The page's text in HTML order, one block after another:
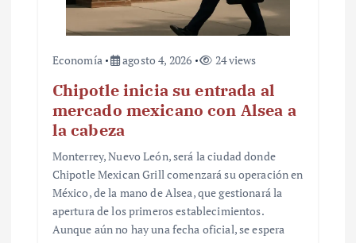
Economía agosto 4, 2026 24 views
Chipotle inicia su entrada al
mercado mexicano con Alsea a
la cabeza
Monterrey, Nuevo León, será la ciudad donde
Chipotle Mexican Grill comenzará su operación en
México, de la mano de Alsea, que gestionará la
apertura de los primeros establecimientos.
Aunque aún no hay una fecha oficial, se espera